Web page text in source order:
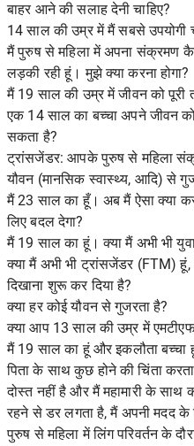
बाहर आने की सलाह देनी चाहिए?
14 साल की उम्र में मैं सबसे उपयोगी
मैं पुरुष से महिला में अपना
लड़की रही हूं। मुझे क्या करना होगा?
मैं 19 साल की उम्र में जीवन को
एक 14 साल का बच्चा अपने जीवन
सकता है?
ट्रांसजेंडर: आपके पुरुष से महिला
यौवन (मानसिक स्वास्थ्य, आदि) से
मैं 23 साल का हूँ। अब मैं ऐसा क्या
लिए बदल देगा?
मैं 19 साल का हूं। क्या मैं अभी भी
क्या मैं अभी भी ट्रांसजेंडर (FTM)
दिखाना शुरू कर दिया है?
क्या हर कोई यौवन से गुजरता है?
क्या आप 13 साल की उम्र में
मैं 19 साल का हूं और इकलौता बच्चा
पिता के साथ कुछ होने की चिंता
दोस्त नहीं है और मैं महामारी के साथ
रहने से डर लगता है, मैं अपनी मदद के
पुरुष से महिला में लिंग परिवर्तन के